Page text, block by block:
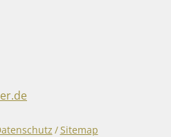
Sitemap